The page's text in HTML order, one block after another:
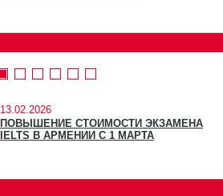
13.02.2026
ПОВЫШЕНИЕ СТОИМОСТИ ЭКЗАМЕНА
IELTS В АРМЕНИИ С 1 МАРТА